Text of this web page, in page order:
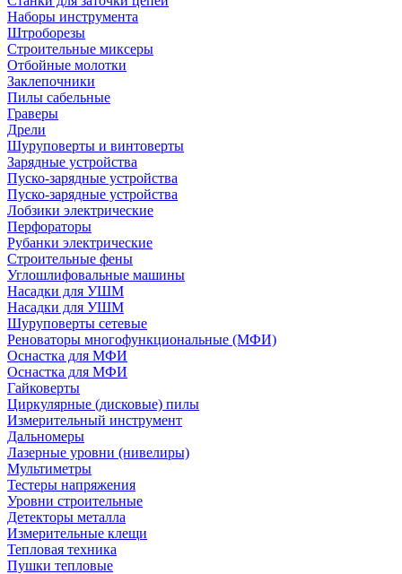
Наборы инструмента
Штроборезы
Строительные миксеры
Отбойные молотки
Заклепочники
Пилы сабельные
Граверы
Дрели
Шуруповерты и винтоверты
Зарядные устройства
Пуско-зарядные устройства
Пуско-зарядные устройства
Лобзики электрические
Перфораторы
Рубанки электрические
Строительные фены
Углошлифовальные машины
Насадки для УШМ
Насадки для УШМ
Шуруповерты сетевые
Реноваторы многофункциональные (МФИ)
Оснастка для МФИ
Оснастка для МФИ
Гайковерты
Циркулярные (дисковые) пилы
Измерительный инструмент
Дальномеры
Лазерные уровни (нивелиры)
Мультиметры
Тестеры напряжения
Уровни строительные
Детекторы металла
Измерительные клещи
Тепловая техника
Пушки тепловые